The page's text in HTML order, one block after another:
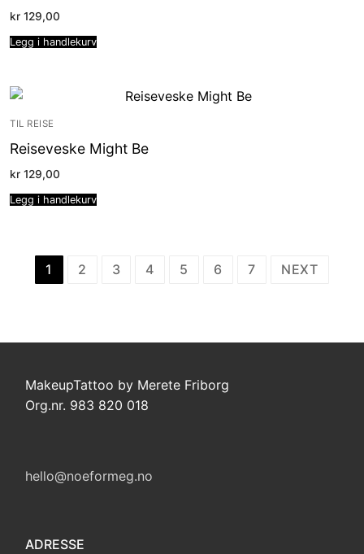
kr 129,00
Legg i handlekurv
TIL REISE
Reiseveske Might Be
kr 129,00
Legg i handlekurv
Sidepaginering
1 2 3 4 5 6 7 NEXT
MakeupTattoo by Merete Friborg
Org.nr. 983 820 018
hello@noeformeg.no
ADRESSE